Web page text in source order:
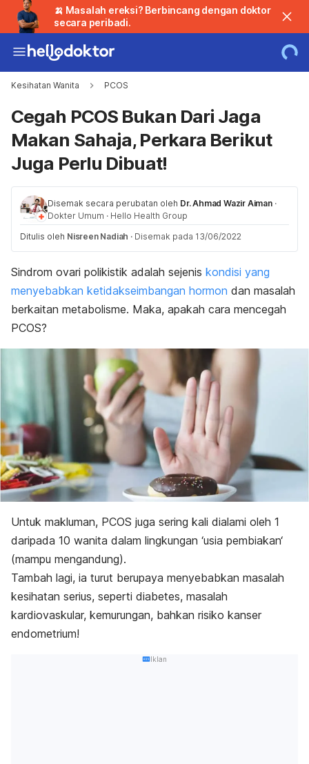
🍌 Masalah ereksi? Berbincang dengan doktor
secara peribadi.
Kesihatan Wanita PCOS
Cegah PCOS Bukan Dari Jaga
Makan Sahaja, Perkara Berikut
Juga Perlu Dibuat!
Disemak secara perubatan oleh Dr. Ahmad Wazir Aiman ·
Dokter Umum · Hello Health Group
Ditulis oleh Nisreen Nadiah · Disemak pada 13/06/2022
Sindrom ovari polikistik adalah sejenis kondisi yang
menyebabkan ketidakseimbangan hormon dan masalah
berkaitan metabolisme. Maka, apakah cara mencegah
PCOS?
Untuk makluman, PCOS juga sering kali dialami oleh 1
daripada 10 wanita dalam lingkungan ‘usia pembiakan‘
(mampu mengandung).
Tambah lagi, ia turut berupaya menyebabkan masalah
kesihatan serius, seperti diabetes, masalah
kardiovaskular, kemurungan, bahkan risiko kanser
endometrium!
Iklan